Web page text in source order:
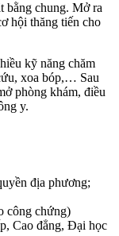
bằng chung. Mở ra
hội thăng tiến cho
kỹ năng chăm
xoa bóp,… Sau
phòng khám, điều
y.
địa phương;
công chứng)
Cao đẳng, Đại học